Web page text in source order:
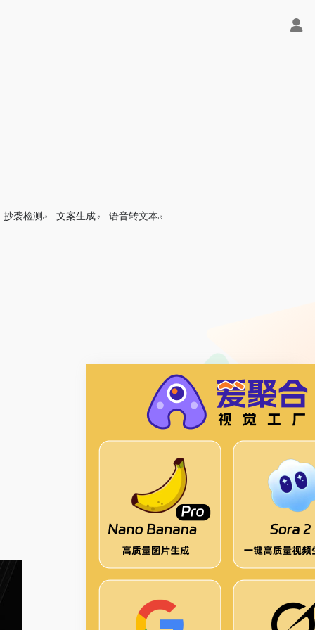
抄袭检测 文案生成 语音转文本